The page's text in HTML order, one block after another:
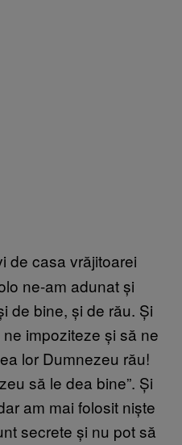
de casa vrăjitoarei
ne-am adunat și
de bine, și de rău. Și
impoziteze și să ne
lor Dumnezeu rău!
să le dea bine”. Și
am mai folosit niște
secrete și nu pot să